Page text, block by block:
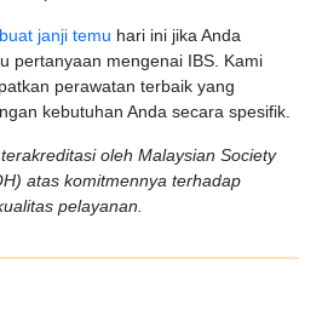
janji temu hari ini jika Anda
pertanyaan mengenai IBS. Kami
perawatan terbaik yang
kebutuhan Anda secara spesifik.
oleh Malaysian Society
atas komitmennya terhadap
pelayanan.